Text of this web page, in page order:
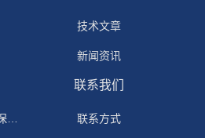
技术文章
新闻资讯
ARB5系列弧光保护装置保护功能原理
联系我们
联系方式